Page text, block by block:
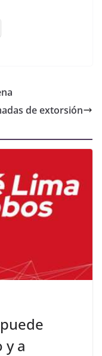
de extorsión
y a